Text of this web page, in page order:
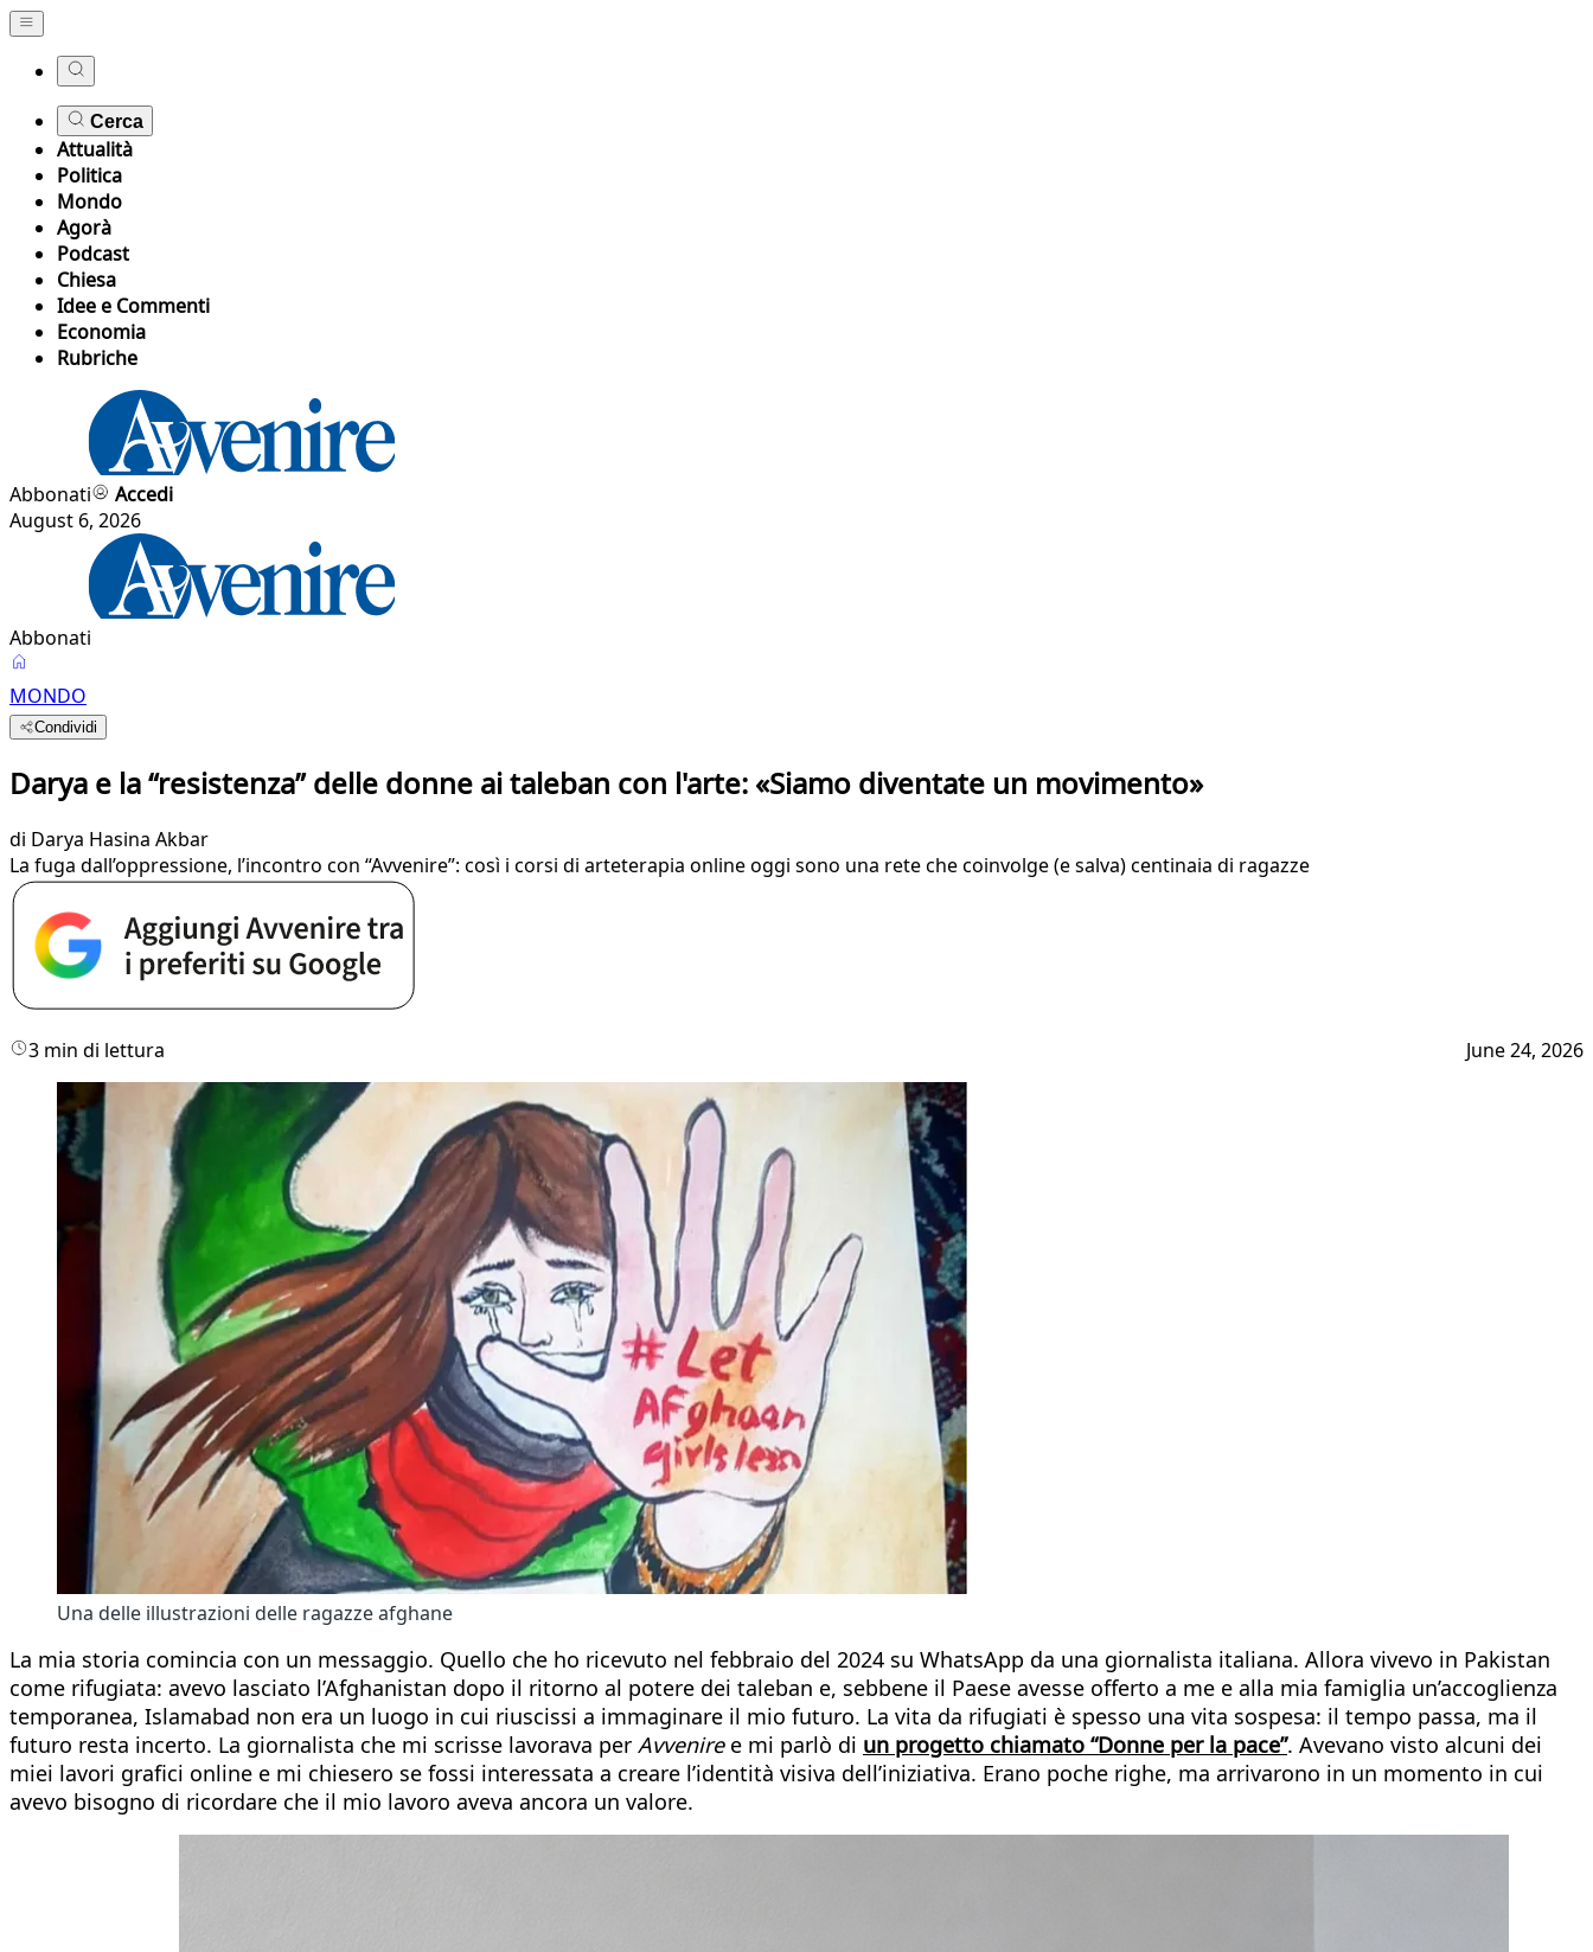
Cerca
Attualità
Politica
Mondo
Agorà
Podcast
Chiesa
Idee e Commenti
Economia
Rubriche
Abbonati
Accedi
August 6, 2026
Abbonati
MONDO
Condividi
Darya e la “resistenza” delle donne ai taleban con l'arte: «Siamo diventate un movimento»
di Darya Hasina Akbar
La fuga dall’oppressione, l’incontro con “Avvenire”: così i corsi di arteterapia online oggi sono una rete che coinvolge (e salva) centinaia di ragazze
3 min di lettura June 24, 2026
Una delle illustrazioni delle ragazze afghane
La mia storia comincia con un messaggio. Quello che ho ricevuto nel febbraio del 2024 su WhatsApp da una giornalista italiana. Allora vivevo in Pakistan
come rifugiata: avevo lasciato l’Afghanistan dopo il ritorno al potere dei taleban e, sebbene il Paese avesse offerto a me e alla mia famiglia un’accoglienza
temporanea, Islamabad non era un luogo in cui riuscissi a immaginare il mio futuro. La vita da rifugiati è spesso una vita sospesa: il tempo passa, ma il
futuro resta incerto. La giornalista che mi scrisse lavorava per Avveniree mi parlò di un progetto chiamato “Donne per la pace”. Avevano visto alcuni dei
miei lavori grafici online e mi chiesero se fossi interessata a creare l’identità visiva dell’iniziativa. Erano poche righe, ma arrivarono in un momento in cui
avevo bisogno di ricordare che il mio lavoro aveva ancora un valore.